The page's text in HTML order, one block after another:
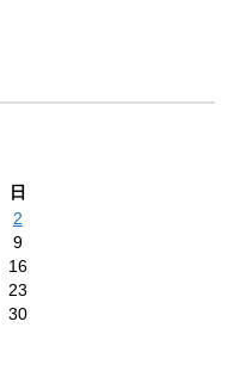
日
2
9
16
23
30